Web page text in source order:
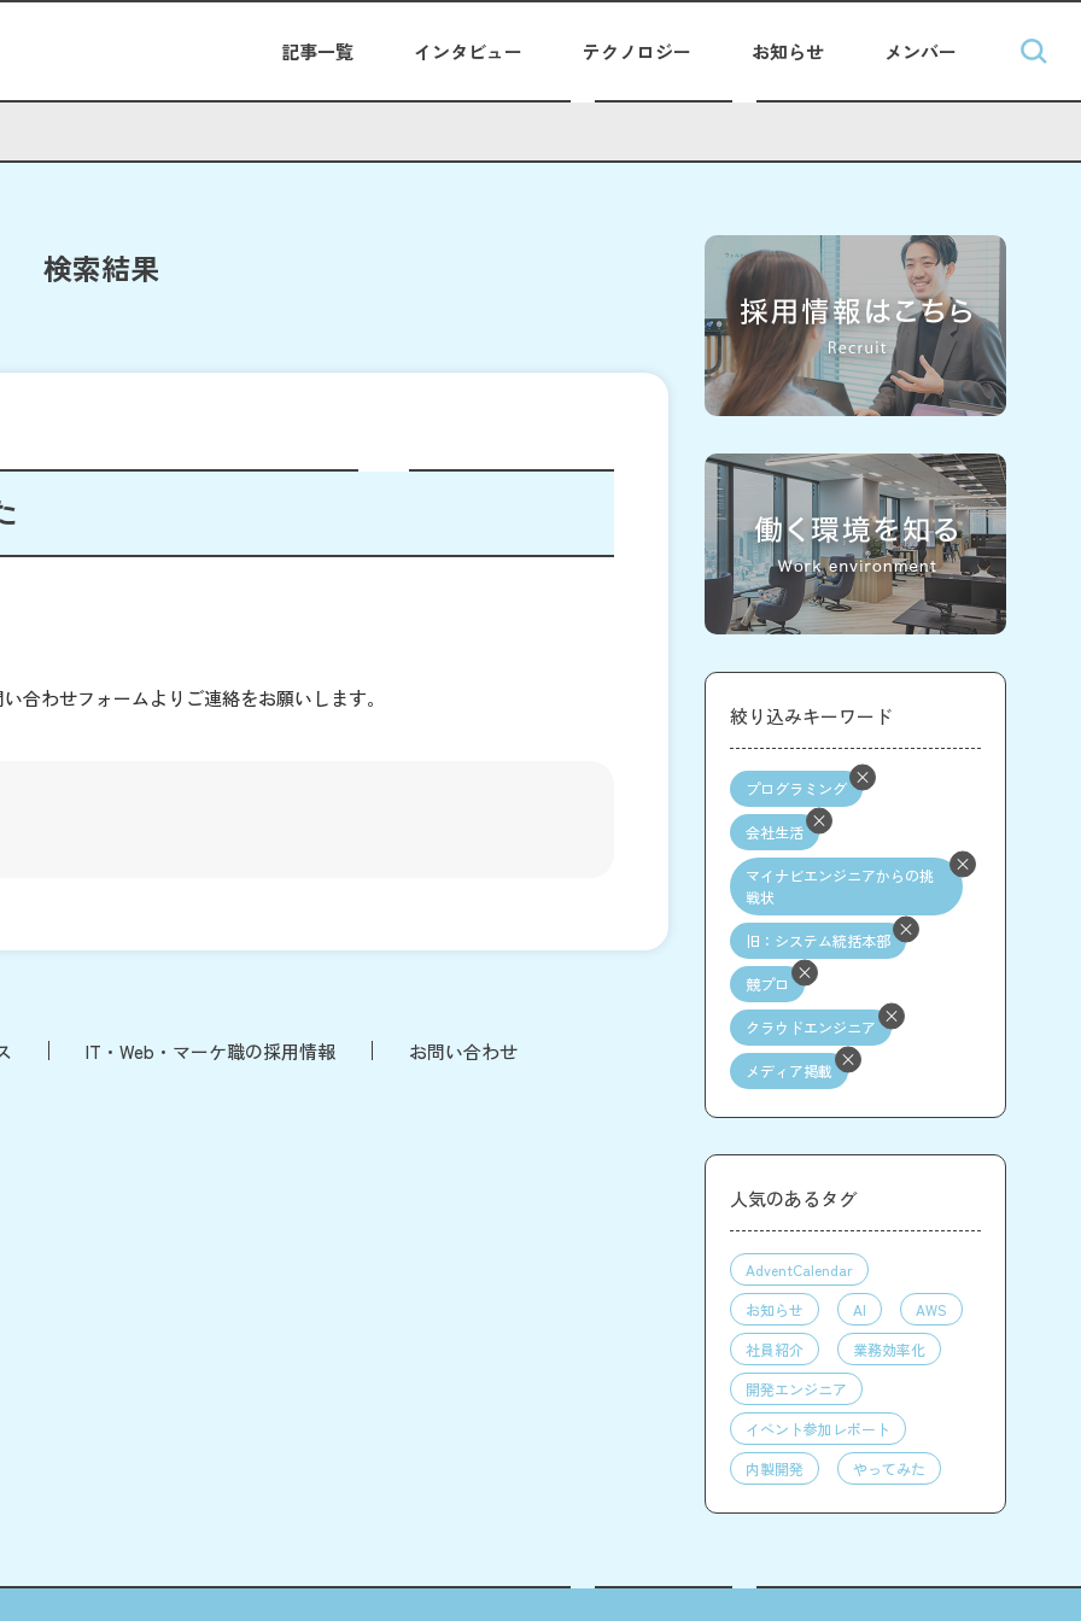
記事一覧 インタビュー テクノロジー お知らせ メンバー
検索結果
合わせフォームよりご連絡をお願いします。
IT・Web・マーケ職の採用情報 お問い合わせ
絞り込みキーワード
プログラミング
会社生活
マイナビエンジニアからの挑
戦状
旧：システム統括本部
競プロ
クラウドエンジニア
メディア掲載
人気のあるタグ
AdventCalendar
お知らせ
AI
AWS
社員紹介
業務効率化
開発エンジニア
イベント参加レポート
内製開発
やってみた